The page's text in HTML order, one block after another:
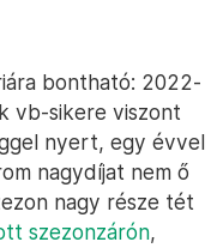
bontható: 2022-
vb-sikere viszont
nyert, egy évvel
nagydíjat nem ő
nagy része tét
szezonzárón,